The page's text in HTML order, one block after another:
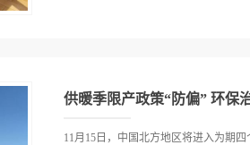
天气、促进财富构造调整的重要措施
性、科学性、针对性和有效性”，以期
定达标排放、未抵达排污许诺打点要求
供暖季限产政策“防偏” 环保
11月15日，中国北方地区将进入为